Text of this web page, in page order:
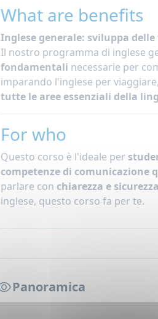
What are benefits
Inglese generale: sviluppa
Il nostro programma di inglese
fondamentali necessarie per
imparando l'inglese per
tutte le aree essenziali della
For who
Questo corso è l'ideale per
competenze di comunicazione
parlare con chiarezza e sicurezza
inglese, questo corso fa per te.
Panoramica